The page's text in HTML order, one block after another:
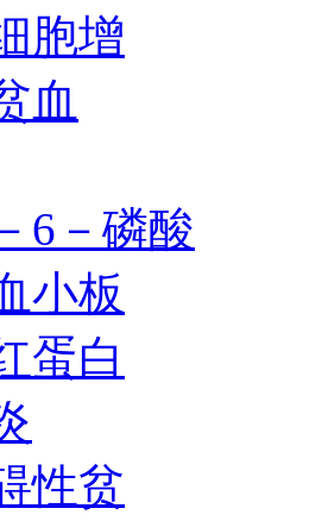
胞增
血
6－磷酸
小板
蛋白
性贫